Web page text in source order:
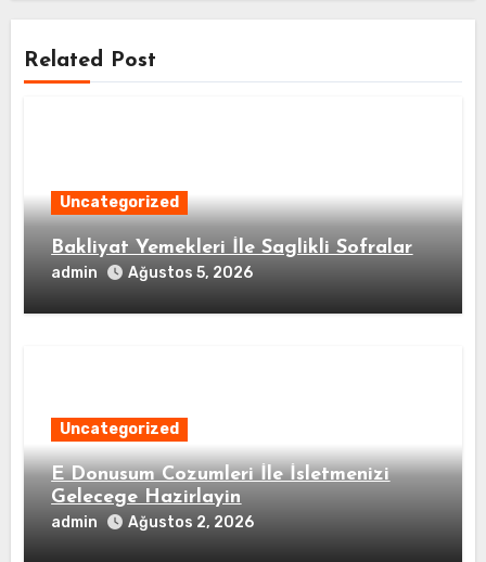
Related Post
Uncategorized
Bakliyat Yemekleri İle Saglikli Sofralar
admin Ağustos 5, 2026
Uncategorized
E Donusum Cozumleri İle İsletmenizi
Gelecege Hazirlayin
admin Ağustos 2, 2026